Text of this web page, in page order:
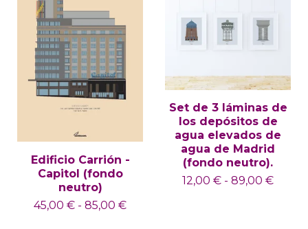
Edificio Carrión -
Capitol (fondo
neutro)
45,00 € - 85,00 €
Set de 3 láminas de
los depósitos de
agua elevados de
agua de Madrid
(fondo neutro).
12,00 € - 89,00 €